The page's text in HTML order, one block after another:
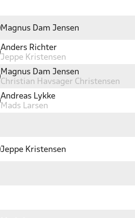
Magnus Dam Jensen
Anders Richter
Jeppe Kristensen
Magnus Dam Jensen
Christian Havsager Christensen
Andreas Lykke
Mads Larsen
Jeppe Kristensen